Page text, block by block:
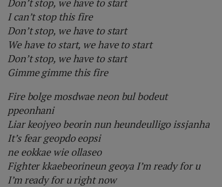
I can’t stop this fire
Don’t stop, we have to start
We have to start, we have to start
Don’t stop, we have to start
Gimme gimme this fire
Fire bolge mosdwae neon bul bodeut
ppeonhani
Liar keojyeo beorin nun heundeulligo issjanha
It’s fear geopdo eopsi
ne eokkae wie ollaseo
Fighter kkaebeorineun geoya I’m ready for u
I’m ready for u right now